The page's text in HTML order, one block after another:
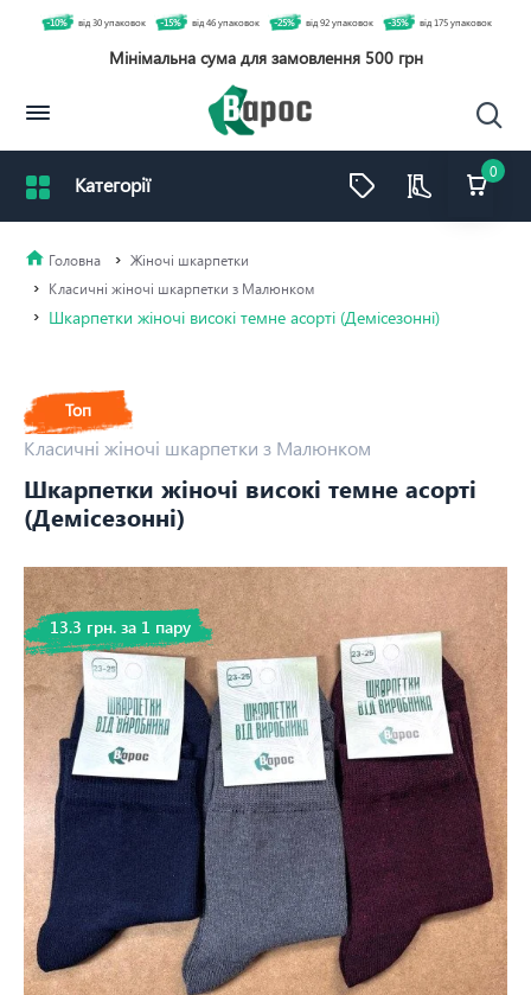
0
-10% від 30 упаковок -15% від 46 упаковок -25% від 92 упаковок -35% від 175 упаковок
Мінімальна сума для замовлення 500 грн
Жіночі шкарпетки
Класичні жіночі шкарпетки з Малюнком
Шкарпетки жіночі високі темне асорті (Демісезонні)
Топ
Класичні жіночі шкарпетки з Малюнком
Шкарпетки жіночі високі темне асорті
(Демісезонні)
13.3 грн. за 1 пару